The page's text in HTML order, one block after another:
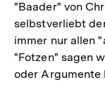
"Baader" von
selbstverliebt
immer nur allen
"Fotzen" sagen
oder Argumente